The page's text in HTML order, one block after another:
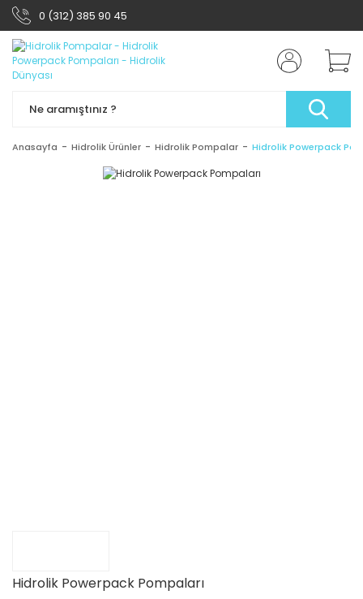
0 (312) 385 90 45
Anasayfa Hidrolik Ürünler Hidrolik Pompalar Hidrolik Powerpack
Hidrolik Powerpack Pompaları